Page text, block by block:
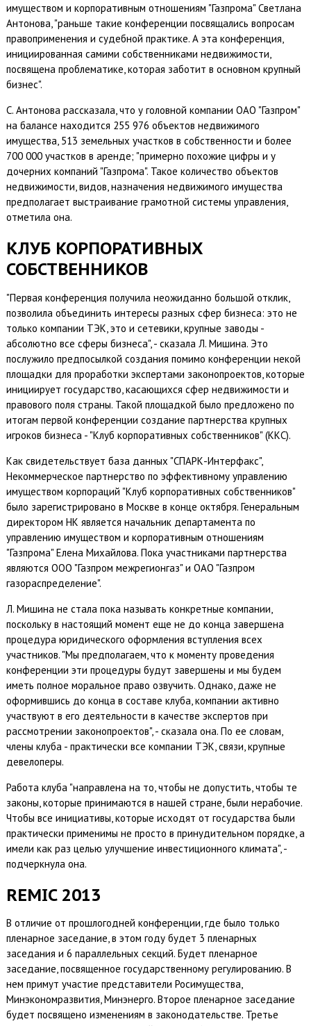
имуществом и корпоративным отношениям "Газпрома" Светлана
Антонова, "раньше такие конференции посвящались вопросам
правоприменения и судебной практике. А эта конференция,
инициированная самими собственниками недвижимости,
посвящена проблематике, которая заботит в основном крупный
бизнес".
С. Антонова рассказала, что у головной компании ОАО "Газпром"
на балансе находится 255 976 объектов недвижимого
имущества, 513 земельных участков в собственности и более
700 000 участков в аренде; "примерно похожие цифры и у
дочерних компаний "Газпрома". Такое количество объектов
недвижимости, видов, назначения недвижимого имущества
предполагает выстраивание грамотной системы управления,
отметила она.
КЛУБ КОРПОРАТИВНЫХ
СОБСТВЕННИКОВ
"Первая конференция получила неожиданно большой отклик,
позволила объединить интересы разных сфер бизнеса: это не
только компании ТЭК, это и сетевики, крупные заводы -
абсолютно все сферы бизнеса", - сказала Л. Мишина. Это
послужило предпосылкой создания помимо конференции некой
площадки для проработки экспертами законопроектов, которые
инициирует государство, касающихся сфер недвижимости и
правового поля страны. Такой площадкой было предложено по
итогам первой конференции создание партнерства крупных
игроков бизнеса - "Клуб корпоративных собственников" (ККС).
Как свидетельствует база данных "СПАРК-Интерфакс",
Некоммерческое партнерство по эффективному управлению
имуществом корпораций "Клуб корпоративных собственников"
было зарегистрировано в Москве в конце октября. Генеральным
директором НК является начальник департамента по
управлению имуществом и корпоративным отношениям
"Газпрома" Елена Михайлова. Пока участниками партнерства
являются ООО "Газпром межрегионгаз" и ОАО "Газпром
газораспределение".
Л. Мишина не стала пока называть конкретные компании,
поскольку в настоящий момент еще не до конца завершена
процедура юридического оформления вступления всех
участников. "Мы предполагаем, что к моменту проведения
конференции эти процедуры будут завершены и мы будем
иметь полное моральное право озвучить. Однако, даже не
оформившись до конца в составе клуба, компании активно
участвуют в его деятельности в качестве экспертов при
рассмотрении законопроектов", - сказала она. По ее словам,
члены клуба - практически все компании ТЭК, связи, крупные
девелоперы.
Работа клуба "направлена на то, чтобы не допустить, чтобы те
законы, которые принимаются в нашей стране, были нерабочие.
Чтобы все инициативы, которые исходят от государства были
практически применимы не просто в принудительном порядке, а
имели как раз целью улучшение инвестиционного климата", -
подчеркнула она.
REMIC 2013
В отличие от прошлогодней конференции, где было только
пленарное заседание, в этом году будет 3 пленарных
заседания и 6 параллельных секций. Будет пленарное
заседание, посвященное государственному регулированию. В
нем примут участие представители Росимущества,
Минэкономразвития, Минэнерго. Второе пленарное заседание
будет посвящено изменениям в законодательстве. Третье